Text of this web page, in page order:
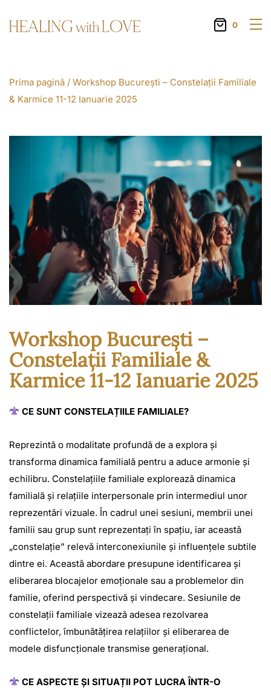
0
Prima pagină / Workshop București – Constelații Familiale
& Karmice 11-12 Ianuarie 2025
Workshop București –
Constelații Familiale &
Karmice 11-12 Ianuarie 2025
CE SUNT CONSTELAȚIILE FAMILIALE?
Reprezintă o modalitate profundă de a explora și
transforma dinamica familială pentru a aduce armonie și
echilibru. Constelațiile familiale explorează dinamica
familială și relațiile interpersonale prin intermediul unor
reprezentări vizuale. În cadrul unei sesiuni, membrii unei
familii sau grup sunt reprezentați în spațiu, iar această
„constelație” relevă interconexiunile și influențele subtile
dintre ei. Această abordare presupune identificarea și
eliberarea blocajelor emoționale sau a problemelor din
familie, oferind perspectivă și vindecare. Sesiunile de
constelații familiale vizează adesea rezolvarea
conflictelor, îmbunătățirea relațiilor și eliberarea de
modele disfuncționale transmise generațional.
CE ASPECTE ȘI SITUAȚII POT LUCRA ÎNTR-O